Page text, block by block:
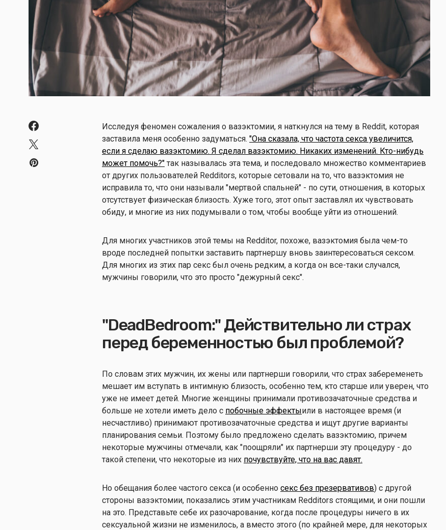
Исследуя феномен сожаления о вазэктомии, я наткнулся на тему в Reddit, которая
заставила меня особенно задуматься. "Она сказала, что частота секса увеличится,
если я сделаю вазэктомию. Я сделал вазэктомию. Никаких изменений. Кто-нибудь
может помочь?" так называлась эта тема, и последовало множество комментариев
от других пользователей Redditors, которые сетовали на то, что вазэктомия не
исправила то, что они называли "мертвой спальней" - по сути, отношения, в которых
отсутствует физическая близость. Хуже того, этот опыт заставлял их чувствовать
обиду, и многие из них подумывали о том, чтобы вообще уйти из отношений.
Для многих участников этой темы на Redditor, похоже, вазэктомия была чем-то
вроде последней попытки заставить партнершу вновь заинтересоваться сексом.
Для многих из этих пар секс был очень редким, а когда он все-таки случался,
мужчины говорили, что это просто "дежурный секс".
"DeadBedroom:" Действительно ли страх
перед беременностью был проблемой?
По словам этих мужчин, их жены или партнерши говорили, что страх забеременеть
мешает им вступать в интимную близость, особенно тем, кто старше или уверен, что
уже не имеет детей. Многие женщины принимали противозачаточные средства и
больше не хотели иметь дело с побочные эффектыили в настоящее время (и
несчастливо) принимают противозачаточные средства и ищут другие варианты
планирования семьи. Поэтому было предложено сделать вазэктомию, причем
некоторые мужчины отмечали, как "поощряли" их партнерши эту процедуру - до
такой степени, что некоторые из них почувствуйте, что на вас давят.
Но обещания более частого секса (и особенно секс без презервативов) с другой
стороны вазэктомии, показались этим участникам Redditors стоящими, и они пошли
на это. Представьте себе их разочарование, когда после процедуры ничего в их
сексуальной жизни не изменилось, а вместо этого (по крайней мере, для некоторых